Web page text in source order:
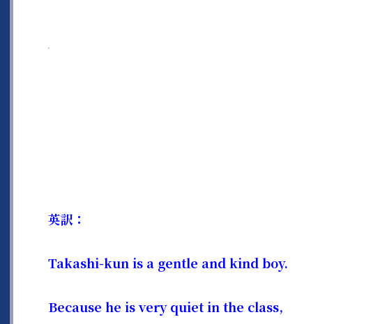
英訳：
Takashi-kun is a gentle and kind boy.
Because he is very quiet in the class,